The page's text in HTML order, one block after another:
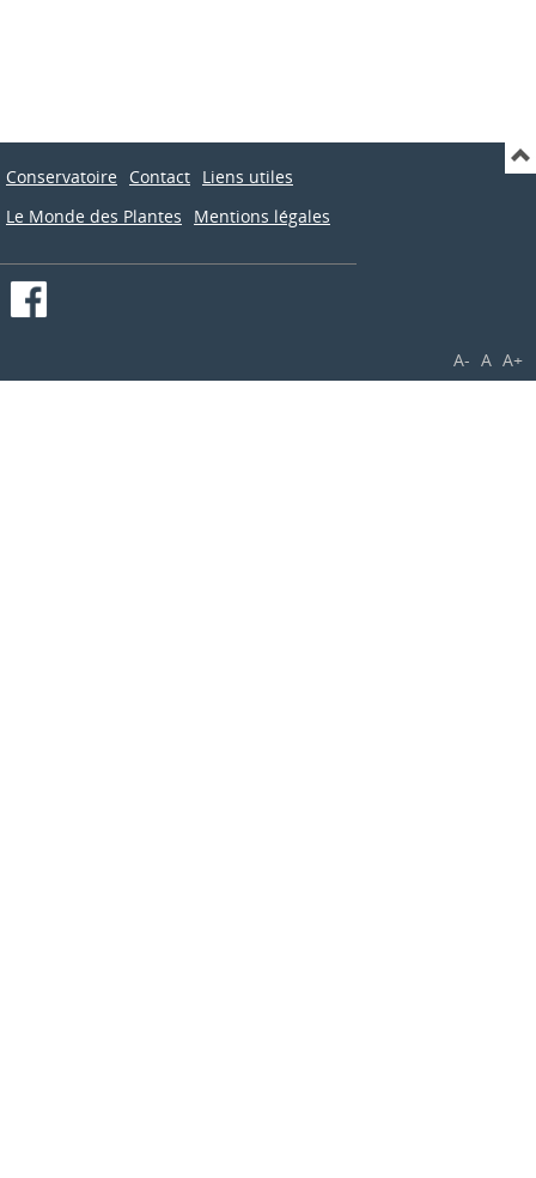
Conservatoire Contact Liens utiles
Le Monde des Plantes
Mentions légales
A- A A+